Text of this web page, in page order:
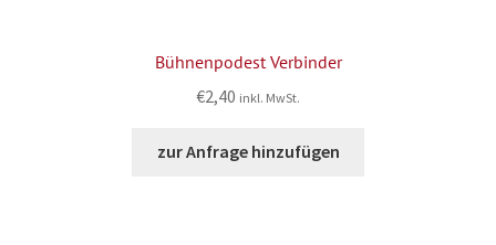
Bühnenpodest Verbinder
€2,40 inkl. MwSt.
zur Anfrage hinzufügen